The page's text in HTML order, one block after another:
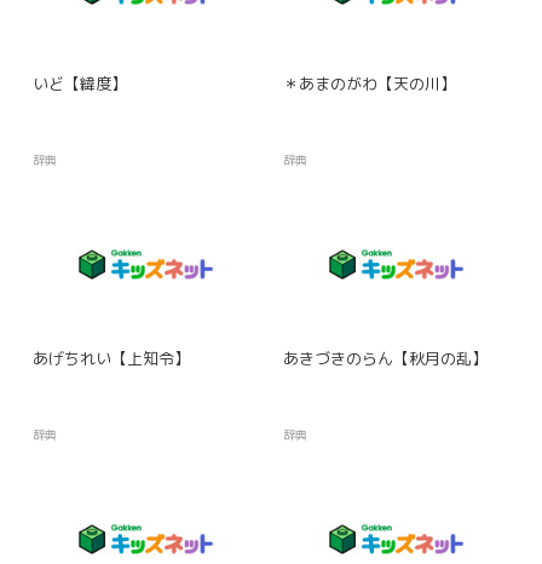
いど【緯度】
辞典
＊あまのがわ【天の川】
辞典
あげちれい【上知令】
辞典
あきづきのらん【秋月の乱】
辞典